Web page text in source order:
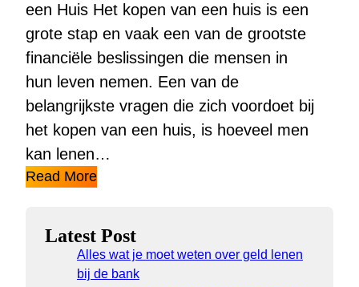
een Huis Het kopen van een huis is een
grote stap en vaak een van de grootste
financiële beslissingen die mensen in
hun leven nemen. Een van de
belangrijkste vragen die zich voordoet bij
het kopen van een huis, is hoeveel men
kan lenen…
Read More
Latest Post
Alles wat je moet weten over geld lenen
bij de bank